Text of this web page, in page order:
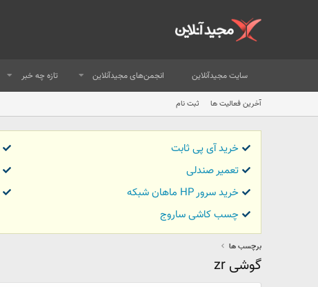
سایت مجیدآنلاین انجمن‌های مجیدآنلاین تازه چه خبر
آخرین فعالیت ها ثبت نام
خرید آی پی ثابت
تعمیر صندلی
خرید سرور HP ماهان شبکه
چسب کاشی ساروج
برچسب ها
گوشی zr